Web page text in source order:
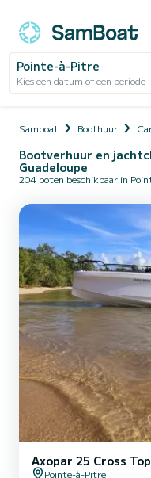
Pointe-à-Pitre
Kies een datum of een periode
Samboat Boothuur
Bootverhuur en
Guadeloupe
204 boten beschikbaar in
Axopar 25 Cross Top
Pointe-à-Pitre